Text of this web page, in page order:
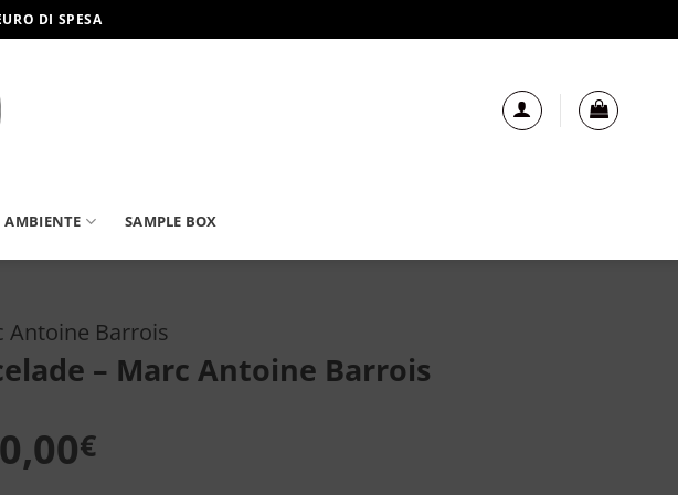
DI SPESA
AMBIENTE SAMPLE BOX
Antoine Barrois
– Marc Antoine Barrois
€